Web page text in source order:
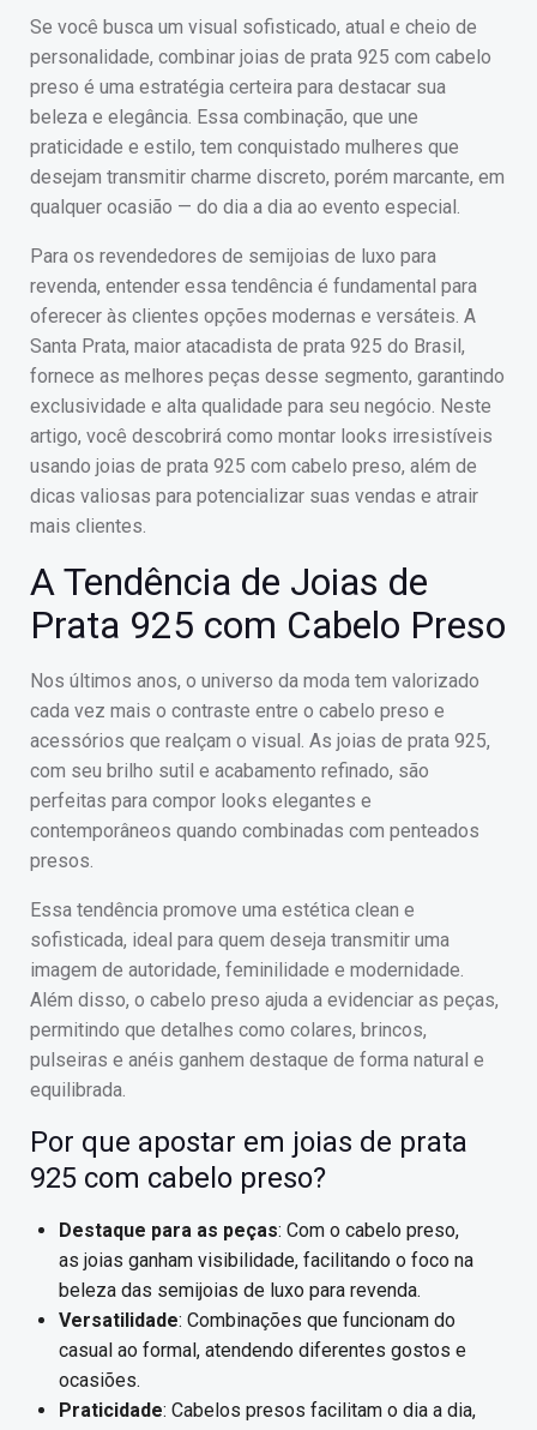
Se você busca um visual sofisticado, atual e cheio de
personalidade, combinar joias de prata 925 com cabelo
preso é uma estratégia certeira para destacar sua
beleza e elegância. Essa combinação, que une
praticidade e estilo, tem conquistado mulheres que
desejam transmitir charme discreto, porém marcante, em
qualquer ocasião — do dia a dia ao evento especial.
Para os revendedores de semijoias de luxo para
revenda, entender essa tendência é fundamental para
oferecer às clientes opções modernas e versáteis. A
Santa Prata, maior atacadista de prata 925 do Brasil,
fornece as melhores peças desse segmento, garantindo
exclusividade e alta qualidade para seu negócio. Neste
artigo, você descobrirá como montar looks irresistíveis
usando joias de prata 925 com cabelo preso, além de
dicas valiosas para potencializar suas vendas e atrair
mais clientes.
A Tendência de Joias de
Prata 925 com Cabelo Preso
Nos últimos anos, o universo da moda tem valorizado
cada vez mais o contraste entre o cabelo preso e
acessórios que realçam o visual. As joias de prata 925,
com seu brilho sutil e acabamento refinado, são
perfeitas para compor looks elegantes e
contemporâneos quando combinadas com penteados
presos.
Essa tendência promove uma estética clean e
sofisticada, ideal para quem deseja transmitir uma
imagem de autoridade, feminilidade e modernidade.
Além disso, o cabelo preso ajuda a evidenciar as peças,
permitindo que detalhes como colares, brincos,
pulseiras e anéis ganhem destaque de forma natural e
equilibrada.
Por que apostar em joias de prata
925 com cabelo preso?
Destaque para as peças: Com o cabelo preso,
as joias ganham visibilidade, facilitando o foco na
beleza das semijoias de luxo para revenda.
Versatilidade: Combinações que funcionam do
casual ao formal, atendendo diferentes gostos e
ocasiões.
Praticidade: Cabelos presos facilitam o dia a dia,